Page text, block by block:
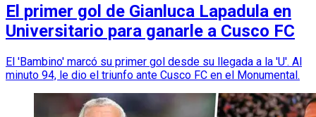
El primer gol de Gianluca Lapadula en
Universitario para ganarle a Cusco FC
El 'Bambino' marcó su primer gol desde su llegada a la 'U'. Al
minuto 94, le dio el triunfo ante Cusco FC en el Monumental.